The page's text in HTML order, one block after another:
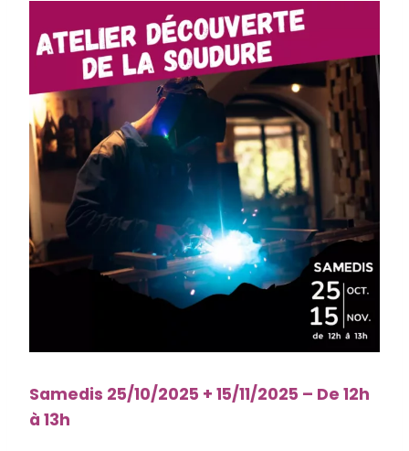
Samedis 25/10/2025 + 15/11/2025 – De 12h
à 13h